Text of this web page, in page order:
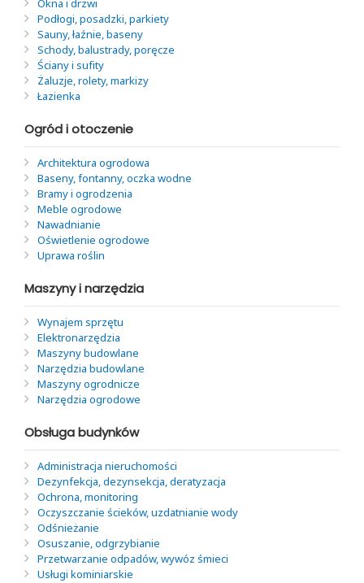
Okna i drzwi
Podłogi, posadzki, parkiety
Sauny, łaźnie, baseny
Schody, balustrady, poręcze
Ściany i sufity
Żaluzje, rolety, markizy
Łazienka
Ogród i otoczenie
Architektura ogrodowa
Baseny, fontanny, oczka wodne
Bramy i ogrodzenia
Meble ogrodowe
Nawadnianie
Oświetlenie ogrodowe
Uprawa roślin
Maszyny i narzędzia
Wynajem sprzętu
Elektronarzędzia
Maszyny budowlane
Narzędzia budowlane
Maszyny ogrodnicze
Narzędzia ogrodowe
Obsługa budynków
Administracja nieruchomości
Dezynfekcja, dezynsekcja, deratyzacja
Ochrona, monitoring
Oczyszczanie ścieków, uzdatnianie wody
Odśnieżanie
Osuszanie, odgrzybianie
Przetwarzanie odpadów, wywóz śmieci
Usługi kominiarskie